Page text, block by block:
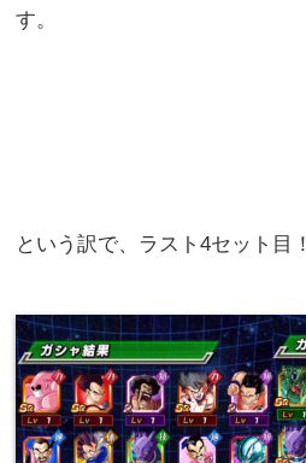
す。
という訳で、ラスト4セット目！